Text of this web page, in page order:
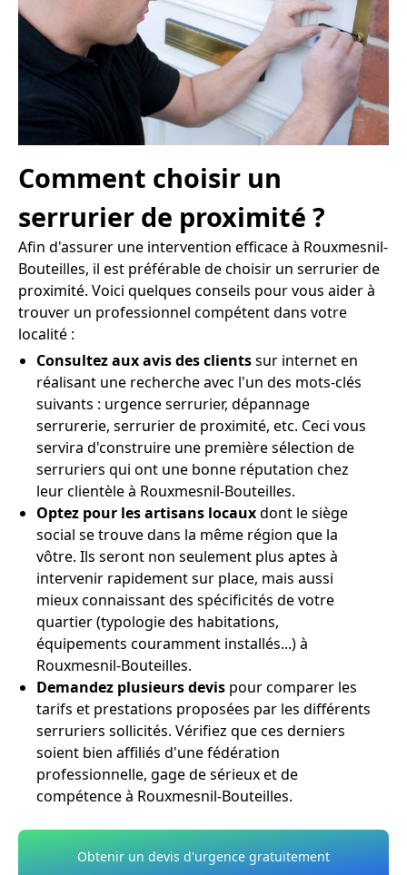
Comment choisir un
serrurier de proximité ?
Afin d'assurer une intervention efficace à Rouxmesnil-
Bouteilles, il est préférable de choisir un serrurier de
proximité. Voici quelques conseils pour vous aider à
trouver un professionnel compétent dans votre
localité :
Consultez aux avis des clientssur internet en
réalisant une recherche avec l'un des mots-clés
suivants : urgence serrurier, dépannage
serrurerie, serrurier de proximité, etc. Ceci vous
servira d'construire une première sélection de
serruriers qui ont une bonne réputation chez
leur clientèle à Rouxmesnil-Bouteilles.
Optez pour les artisans locauxdont le siège
social se trouve dans la même région que la
vôtre. Ils seront non seulement plus aptes à
intervenir rapidement sur place, mais aussi
mieux connaissant des spécificités de votre
quartier (typologie des habitations,
équipements couramment installés...) à
Rouxmesnil-Bouteilles.
Demandez plusieurs devis pour comparer les
tarifs et prestations proposées par les différents
serruriers sollicités. Vérifiez que ces derniers
soient bien affiliés d'une fédération
professionnelle, gage de sérieux et de
compétence à Rouxmesnil-Bouteilles.
Obtenir un devis d'urgence gratuitement